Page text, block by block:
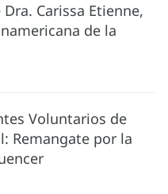
Carissa Etienne,
de la
Voluntarios de
Remangate por la